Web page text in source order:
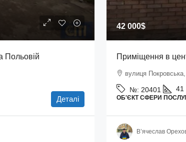
Польовій
Деталі
42 000$
Приміщення в
вулиця
№: 20401 41
ОБ'ЄКТ СФЕРИ
В’ячеслав